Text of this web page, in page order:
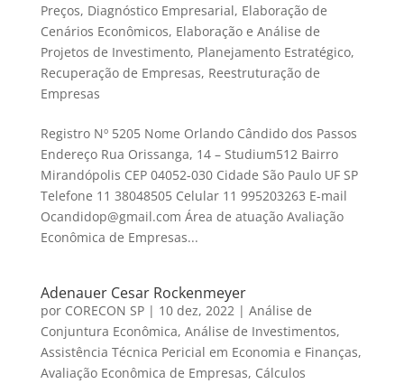
Preços, Diagnóstico Empresarial, Elaboração de
Cenários Econômicos, Elaboração e Análise de
Projetos de Investimento, Planejamento Estratégico,
Recuperação de Empresas, Reestruturação de
Empresas
Registro Nº 5205 Nome Orlando Cândido dos Passos
Endereço Rua Orissanga, 14 – Studium512 Bairro
Mirandópolis CEP 04052-030 Cidade São Paulo UF SP
Telefone 11 38048505 Celular 11 995203263 E-mail
Ocandidop@gmail.com Área de atuação Avaliação
Econômica de Empresas...
Adenauer Cesar Rockenmeyer
por CORECON SP| 10 dez, 2022| Análise de
Conjuntura Econômica, Análise de Investimentos,
Assistência Técnica Pericial em Economia e Finanças,
Avaliação Econômica de Empresas, Cálculos